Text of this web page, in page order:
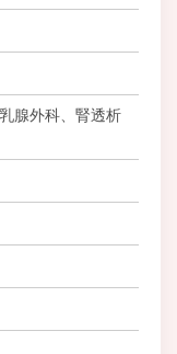
腺外科、腎透析